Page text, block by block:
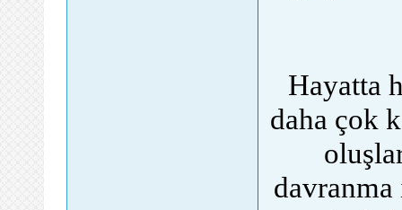
Hayatta
daha çok
davranma